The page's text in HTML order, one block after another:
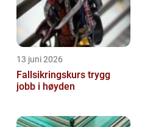
13 juni 2026
Fallsikringskurs trygg
jobb i høyden